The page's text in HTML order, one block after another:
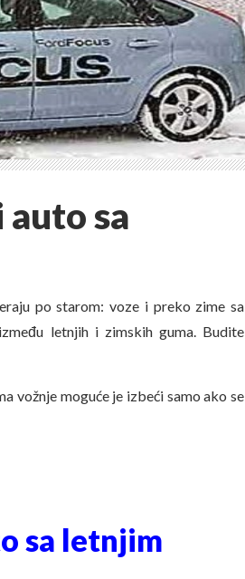
sa
po starom: voze i preko zime sa
letnjih i zimskih guma. Budite
vožnje moguće je izbeći samo ako se
sa letnjim